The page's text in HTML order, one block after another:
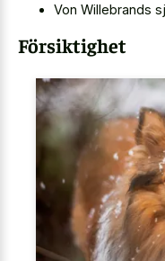
Von Willebrands
Försiktighet